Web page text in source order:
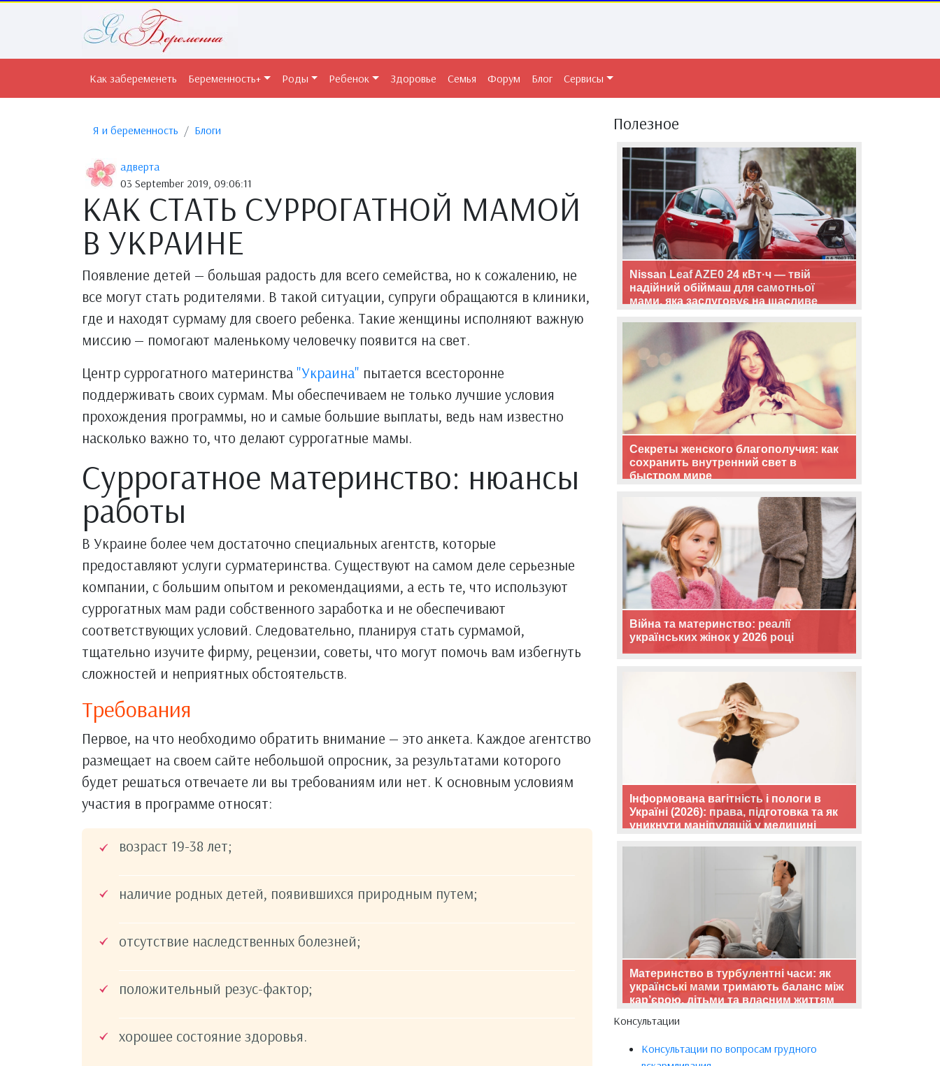
Как забеременеть Беременность+ Роды Ребенок Здоровье Семья Форум Блог Сервисы
Я и беременность Блоги
адверта
03 September 2019, 09:06:11
КАК СТАТЬ СУРРОГАТНОЙ МАМОЙ
В УКРАИНЕ
Появление детей — большая радость для всего семейства, но к сожалению, не
все могут стать родителями. В такой ситуации, супруги обращаются в клиники,
где и находят сурмаму для своего ребенка. Такие женщины исполняют важную
миссию — помогают маленькому человечку появится на свет.
Центр суррогатного материнства "Украина" пытается всесторонне
поддерживать своих сурмам. Мы обеспечиваем не только лучшие условия
прохождения программы, но и самые большие выплаты, ведь нам известно
насколько важно то, что делают суррогатные мамы.
Суррогатное материнство: нюансы
работы
В Украине более чем достаточно специальных агентств, которые
предоставляют услуги сурматеринства. Существуют на самом деле серьезные
компании, с большим опытом и рекомендациями, а есть те, что используют
суррогатных мам ради собственного заработка и не обеспечивают
соответствующих условий. Следовательно, планируя стать сурмамой,
тщательно изучите фирму, рецензии, советы, что могут помочь вам избегнуть
сложностей и неприятных обстоятельств.
Требования
Первое, на что необходимо обратить внимание — это анкета. Каждое агентство
размещает на своем сайте небольшой опросник, за результатами которого
будет решаться отвечаете ли вы требованиям или нет. К основным условиям
участия в программе относят:
возраст 19-38 лет;
наличие родных детей, появившихся природным путем;
отсутствие наследственных болезней;
положительный резус-фактор;
хорошее состояние здоровья.
Полезное
Nissan Leaf AZE0 24 кВт·ч — твій
надійний обіймаш для самотньої
мами, яка заслуговує на щасливе
Секреты женского благополучия: как
сохранить внутренний свет в
быстром мире
Війна та материнство: реалії
українських жінок у 2026 році
Інформована вагітність і пологи в
Україні (2026): права, підготовка та як
уникнути маніпуляцій у медицині
Материнство в турбулентні часи: як
українські мами тримають баланс між
кар’єрою, дітьми та власним життям
Консультации
Консультации по вопросам грудного